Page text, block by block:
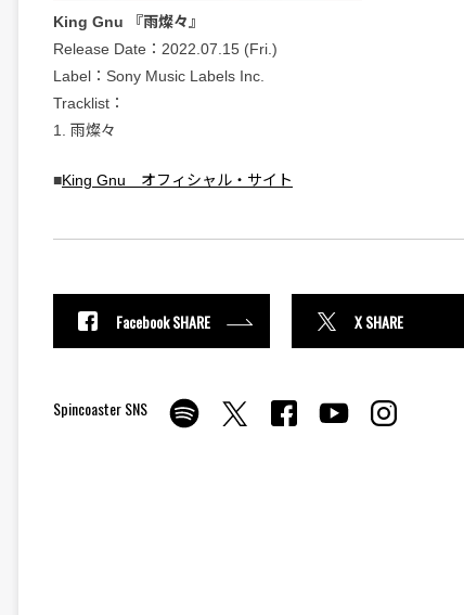
King Gnu 『雨燦々』
Release Date：2022.07.15 (Fri.)
Label：Sony Music Labels Inc.
Tracklist：
1. 雨燦々
■King Gnu オフィシャル・サイト
Facebook SHARE X SHARE
Spincoaster SNS